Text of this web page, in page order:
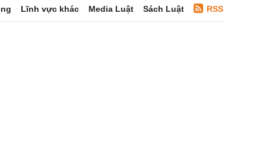
Lĩnh vực khác Media Luật Sách Luật RSS